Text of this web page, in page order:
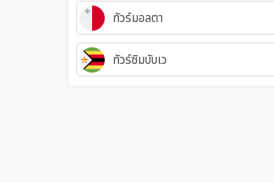
ทัวร์มอลตา
ทัวร์ซิมบับเว